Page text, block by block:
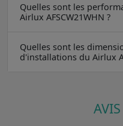
Quelles sont les
Airlux AFSCW21WHN ?
Quelles sont les
d'installations du Airlux